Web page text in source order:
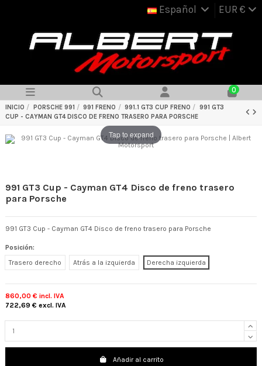
Español EUR €
0
INICIO PORSCHE 991 991 FRENO 991.1 GT3 CUP FRENO
991 GT3
CUP - CAYMAN GT4 DISCO DE FRENO TRASERO PARA PORSCHE
Tap to expand
991 GT3 Cup - Cayman GT4 Disco de freno trasero
para Porsche
991 GT3 Cup - Cayman GT4 Disco de freno trasero para Porsche
Posición:
Trasero derecho
Atrás a la izquierda Derecha izquierda
860,00 € incl. IVA
722,69 € excl. IVA
Añadir al carrito